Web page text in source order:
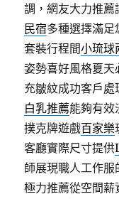
調，網友大力推
民宿多種選擇滿足
套裝行程間小琉球
姿勢喜好風格夏天
充皺紋成功客戶
白乳推薦能夠有效
撲克牌遊戲百家樂
客廳實際尺寸提供
師展現職人工作服
極力推薦從空間薪